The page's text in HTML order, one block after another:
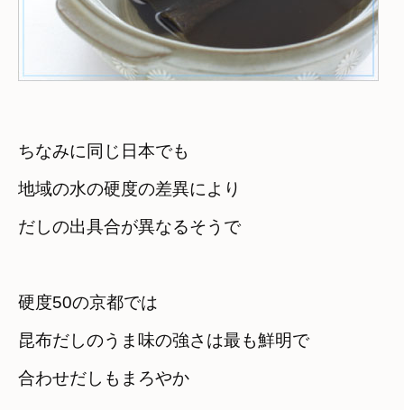
ちなみに同じ日本でも
地域の水の硬度の差異により
だしの出具合が異なるそうで
硬度50の京都では
昆布だしのうま味の強さは最も鮮明で
合わせだしもまろやか